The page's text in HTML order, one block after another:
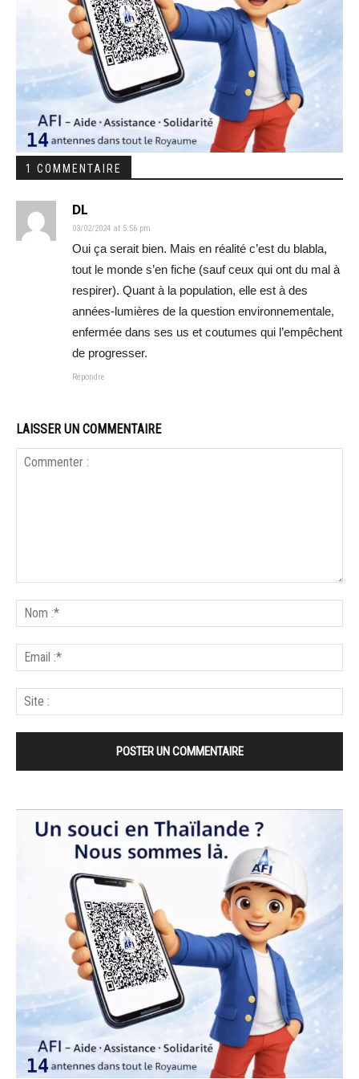
1 COMMENTAIRE
DL
03/02/2024 at 5:56 pm
Oui ça serait bien. Mais en réalité c’est du blabla,
tout le monde s’en fiche (sauf ceux qui ont du mal à
respirer). Quant à la population, elle est à des
années-lumières de la question environnementale,
enfermée dans ses us et coutumes qui l’empêchent
de progresser.
Répondre
LAISSER UN COMMENTAIRE